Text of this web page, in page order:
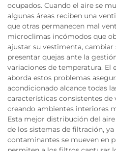
ocupados. Cuando el aire se
algunas áreas reciben una
que otras permanecen mal
microclimas incómodos que
ajustar su vestimenta, cambiar
presentar quejas ante la
variaciones de temperatura. El
aborda estos problemas
acondicionado alcance todas
características consistentes
creando ambientes interiores
Esta mejor distribución del
de los sistemas de filtración,
contaminantes se mueven en